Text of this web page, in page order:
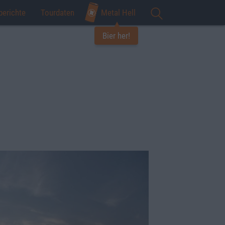
Tourdaten Metal Hell
Bier her!